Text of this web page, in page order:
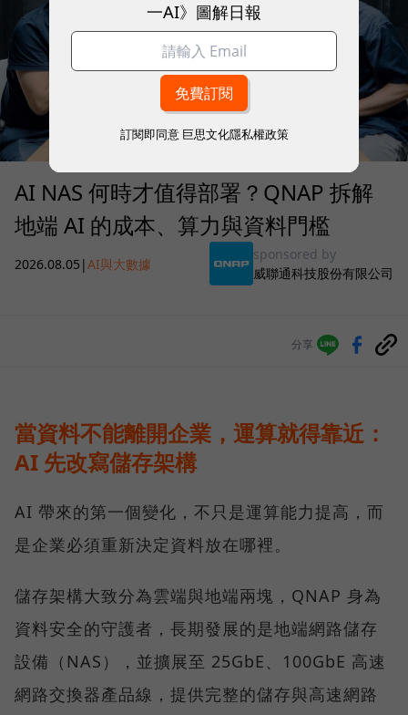
AI NAS 何時才值得部署？QNAP 拆解
地端 AI 的成本、算力與資料門檻
2026.08.05 |AI與大數據
sponsored by
威聯通科技股份有限公司
分享
當資料不能離開企業，運算就得靠近：
AI 先改寫儲存架構
AI 帶來的第一個變化，不只是運算能力提高，而
是企業必須重新決定資料放在哪裡。
儲存架構大致分為雲端與地端兩塊，QNAP 身為
資料安全的守護者，長期發展的是地端網路儲存
設備（NAS），並擴展至 25GbE、100GbE 高速
網路交換器產品線，提供完整的儲存與高速網路
一AI》圖解日報
訂閱即同意 巨思文化隱私權政策